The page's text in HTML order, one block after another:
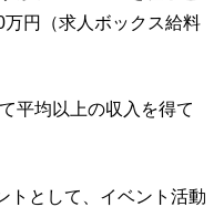
円（求人ボックス給料
平均以上の収入を得て
トとして、イベント活動